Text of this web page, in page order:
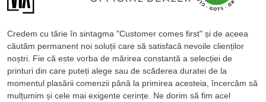
Credem cu tărie în sintagma "Customer comes first" și de aceea
căutăm permanent noi soluții care să satisfacă nevoile clienților
noștri. Fie că este vorba de mărirea constantă a selecției de
printuri din care puteți alege sau de scăderea duratei de la
momentul plasării comenzii până la primirea acesteia, încercăm să
mulțumim și cele mai exigente cerințe. Ne dorim să fim acel